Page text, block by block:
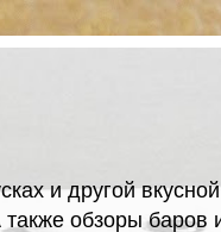
и другой
обзоры баров